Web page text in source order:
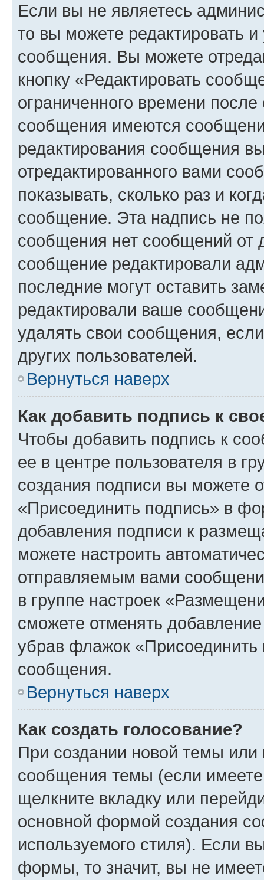
Если вы не являетесь
то вы можете редактировать
сообщения. Вы можете
кнопку «Редактировать
ограниченного времени
сообщения имеются
редактирования сообщения
отредактированного вами
показывать, сколько раз и
сообщение. Эта надпись не
сообщения нет сообщений от
сообщение редактировали
последние могут оставить
редактировали ваше
удалять свои сообщения,
других пользователей.
Вернуться наверх
Как добавить подпись к
Чтобы добавить подпись к
ее в центре пользователя в
создания подписи вы можете
«Присоединить подпись» в
добавления подписи к
можете настроить
отправляемым вами
в группе настроек
сможете отменять
убрав флажок
сообщения.
Вернуться наверх
Как создать голосование?
При создании новой темы или
сообщения темы (если
щелкните вкладку или
основной формой создания
используемого стиля). Если
формы, то значит, вы не